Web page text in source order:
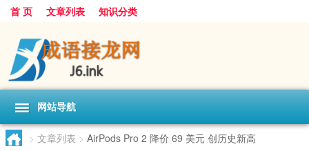
首 页 文章列表 知识分类
网站导航
> 文章列表 > AirPods Pro 2 降价 69 美元 创历史新高